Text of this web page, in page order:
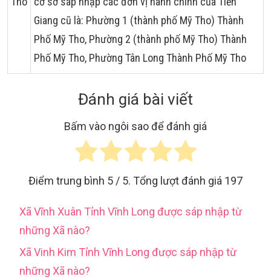
Giang cũ là: Phường 1 (thành phố Mỹ Tho) Thành
Phố Mỹ Tho, Phường 2 (thành phố Mỹ Tho) Thành
Phố Mỹ Tho, Phường Tân Long Thành Phố Mỹ Tho
Đánh giá bài viết
Bấm vào ngôi sao để đánh giá
Điểm trung bình 5 / 5. Tổng lượt đánh giá 197
Xã Vĩnh Xuân Tỉnh Vĩnh Long được sáp nhập từ
những Xã nào?
Xã Vinh Kim Tỉnh Vĩnh Long được sáp nhập từ
những Xã nào?